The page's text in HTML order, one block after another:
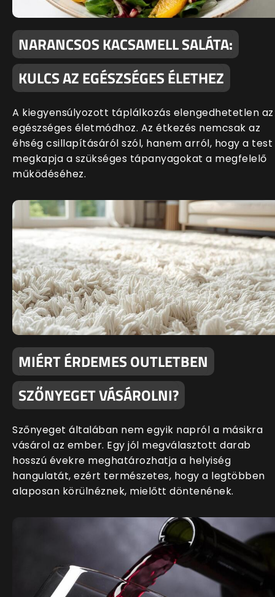
NARANCSOS KACSAMELL SALÁTA:
KULCS AZ EGÉSZSÉGES ÉLETHEZ
A kiegyensúlyozott táplálkozás elengedhetetlen az
egészséges életmódhoz. Az étkezés nemcsak az
éhség csillapításáról szól, hanem arról, hogy a test
megkapja a szükséges tápanyagokat a megfelelő
működéséhez.
MIÉRT ÉRDEMES OUTLETBEN
SZŐNYEGET VÁSÁROLNI?
Szőnyeget általában nem egyik napról a másikra
vásárol az ember. Egy jól megválasztott darab
hosszú évekre meghatározhatja a helyiség
hangulatát, ezért természetes, hogy a legtöbben
alaposan körülnéznek, mielőtt döntenének.